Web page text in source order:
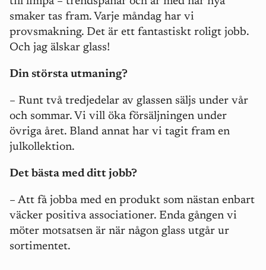
smaker tas fram. Varje måndag har vi
provsmakning. Det är ett fantastiskt roligt jobb.
Och jag älskar glass!
Din största utmaning?
– Runt två tredjedelar av glassen säljs under vår
och sommar. Vi vill öka försäljningen under
övriga året. Bland annat har vi tagit fram en
julkollektion.
Det bästa med ditt jobb?
– Att få jobba med en produkt som nästan enbart
väcker positiva associationer. Enda gången vi
möter motsatsen är när någon glass utgår ur
sortimentet.